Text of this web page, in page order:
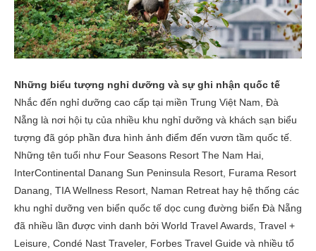
Những biểu tượng nghỉ dưỡng và sự ghi nhận quốc tế
Nhắc đến nghỉ dưỡng cao cấp tại miền Trung Việt Nam, Đà
Nẵng là nơi hội tụ của nhiều khu nghỉ dưỡng và khách sạn biểu
tượng đã góp phần đưa hình ảnh điểm đến vươn tầm quốc tế.
Những tên tuổi như Four Seasons Resort The Nam Hai,
InterContinental Danang Sun Peninsula Resort, Furama Resort
Danang, TIA Wellness Resort, Naman Retreat hay hệ thống các
khu nghỉ dưỡng ven biển quốc tế dọc cung đường biển Đà Nẵng
đã nhiều lần được vinh danh bởi World Travel Awards, Travel +
Leisure, Condé Nast Traveler, Forbes Travel Guide và nhiều tổ